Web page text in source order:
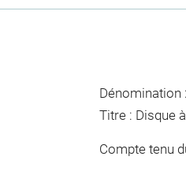
Dénomination
Titre : Disque
Compte tenu